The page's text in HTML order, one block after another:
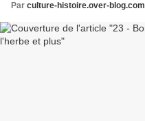
Par culture-histoire.over-blog.com